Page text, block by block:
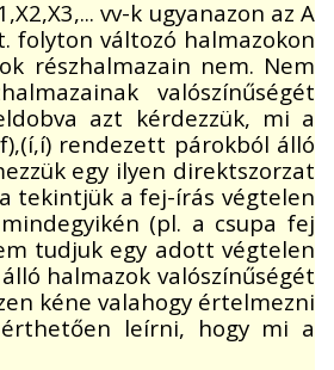
vv-k ugyanazon az A
folyton változó halmazokon
részhalmazain nem. Nem
valószínűségét
azt kérdezzük, mi a
rendezett párokból álló
egy ilyen direktszorzat
tekintjük a fej-írás végtelen
(pl. a csupa fej
tudjuk egy adott végtelen
halmazok valószínűségét
kéne valahogy értelmezni
érthetően leírni, hogy mi a